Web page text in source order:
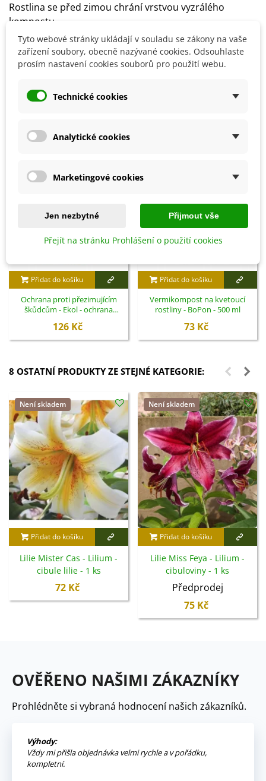
Rostlina se před zimou chrání vrstvou vyzrálého
kompostu.
Doporučuje se mulčování a to po celý rok.
Přidat do košíku
Ochrana proti přezimujícím
škůdcům - Ekol - ochrana
126 Kč
Přidat do košíku
Vermikompost na kvetoucí
rostliny - BoPon - 500 ml
73 Kč
8 OSTATNÍ PRODUKTY ZE STEJNÉ KATEGORIE:
Není skladem
Přidat do košíku
Lilie Mister Cas - Lilium -
cibule lilie - 1 ks
72 Kč
Není skladem
Přidat do košíku
Lilie Miss Feya - Lilium -
cibuloviny - 1 ks
Předprodej
75 Kč
OVĚŘENO NAŠIMI ZÁKAZNÍKY
Prohlédněte si vybraná hodnocení našich zákazníků.
Výhody:
Vždy mi přišla objednávka velmi rychle a v pořádku,
kompletní.
Tyto webové stránky ukládají v souladu se zákony na vaše
zařízení soubory, obecně nazývané cookies. Odsouhlaste
prosím nastavení cookies souborů pro použití webu.
Technické cookies
Analytické cookies
Marketingové cookies
Jen nezbytné Přijmout vše
Přejít na stránku Prohlášení o použití cookies